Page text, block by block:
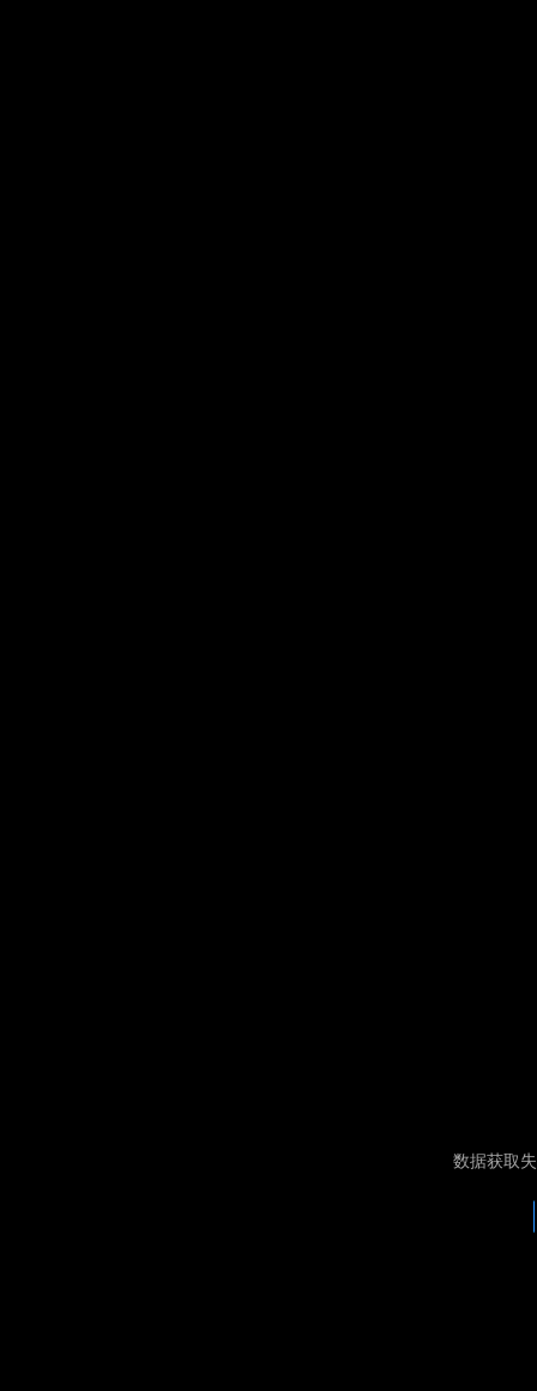
数据获取